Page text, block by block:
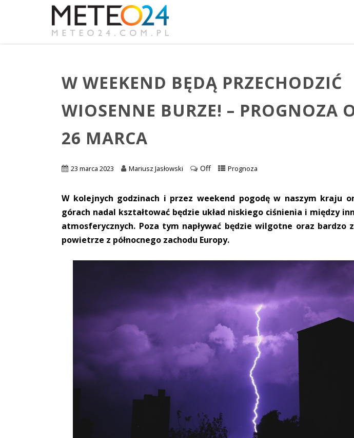
W WEEKEND BĘDĄ PRZECHODZIĆ
WIOSENNE BURZE! – PROGNOZA
26 MARCA
23 marca 2023 Mariusz Jasłowski Off Prognoza
W kolejnych godzinach i przez weekend pogodę w naszym kraju
górach nadal kształtować będzie układ niskiego ciśnienia i między
atmosferycznych. Poza tym napływać będzie wilgotne oraz bardzo
powietrze z północnego zachodu Europy.